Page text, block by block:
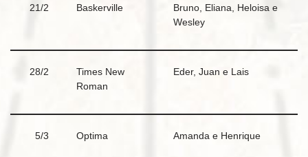
21/2 Baskerville
Bruno, Eliana, Heloisa e
Wesley
28/2
Times New
Roman
Eder, Juan e Lais
5/3 Optima Amanda e Henrique